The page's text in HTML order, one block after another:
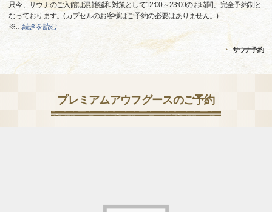
只今、サウナのご入館は混雑緩和対策として12:00～23:00のお時間、完全予約制と
なっております。(カプセルのお客様はご予約の必要はありません。)
※…続きを読む
サウナ予約
プレミアムアウフグースのご予約